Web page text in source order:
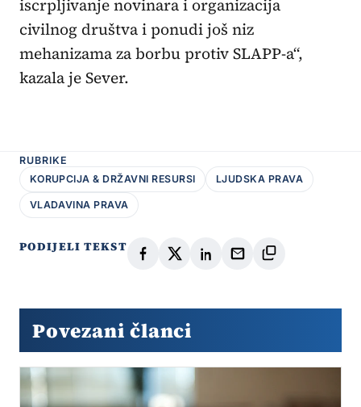
iscrpljivanje novinara i organizacija
civilnog društva i ponudi još niz
mehanizama za borbu protiv SLAPP-a“,
kazala je Sever.
RUBRIKE
KORUPCIJA & DRŽAVNI RESURSI
LJUDSKA PRAVA
VLADAVINA PRAVA
PODIJELI TEKST
Povezani članci